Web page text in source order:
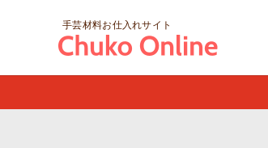
手芸材料お仕入れサイト